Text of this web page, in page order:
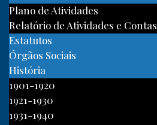
Plano de Atividades
Relatório de Atividades e Contas
Estatutos
Órgãos Sociais
História
1901-1920
1921-1930
1931-1940